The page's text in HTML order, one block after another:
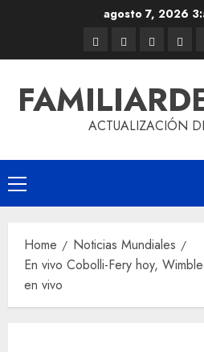
agosto 7, 2026
ACTUALIZACIÓN
Home
Noticias Mundiales
En vivo Cobolli-Fery hoy,
en vivo